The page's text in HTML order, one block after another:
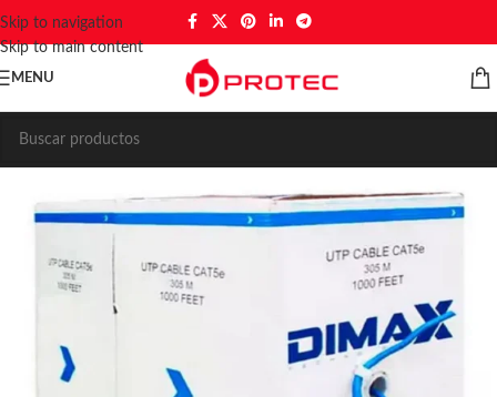
Skip to navigation
Skip to main content
MENU